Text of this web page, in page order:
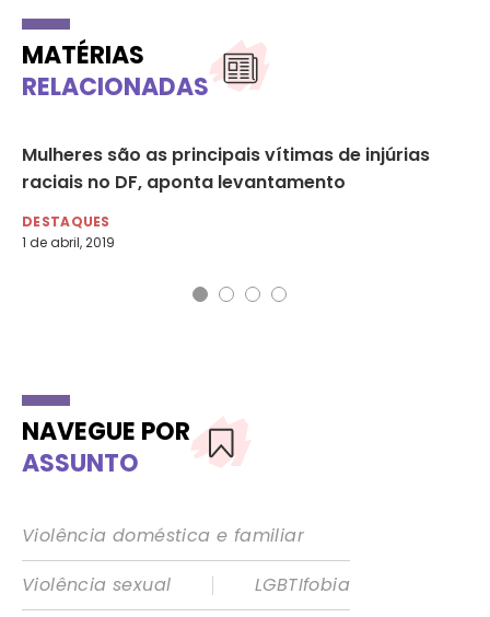
MATÉRIAS
RELACIONADAS
Mulheres são as principais vítimas de injúrias
raciais no DF, aponta levantamento
DESTAQUES
1 de abril, 2019
NAVEGUE POR
ASSUNTO
Violência doméstica e familiar
Violência sexual
|
LGBTIfobia